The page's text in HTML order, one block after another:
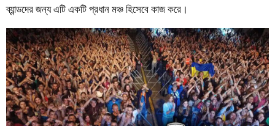
ব্যান্ডদের জন্য এটি একটি প্রধান মঞ্চ হিসেবে কাজ করে।